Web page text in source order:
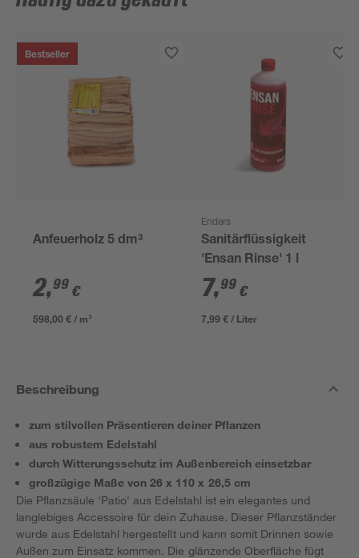
Bestseller
Anfeuerholz 5 dm³
2,99 €
598,00 € / m³
Enders
Sanitärflüssigkeit
'Ensan Rinse' 1 l
7,99 €
7,99 € / Liter
Beschreibung
zum stilvollen Präsentieren deiner Pflanzen
aus robustem Edelstahl
durch Witterungsschutz im Außenbereich einsetzbar
großzügige Maße von 26 x 110 x 26,5 cm
Die Pflanzsäule 'Patio' aus Edelstahl ist ein elegantes und
langlebiges Accessoire für dein Zuhause. Dieser Pflanzständer
wurde aus Edelstahl hergestellt und kann somit Drinnen sowie
Außen zum Einsatz kommen. Die glänzende Oberfläche fügt